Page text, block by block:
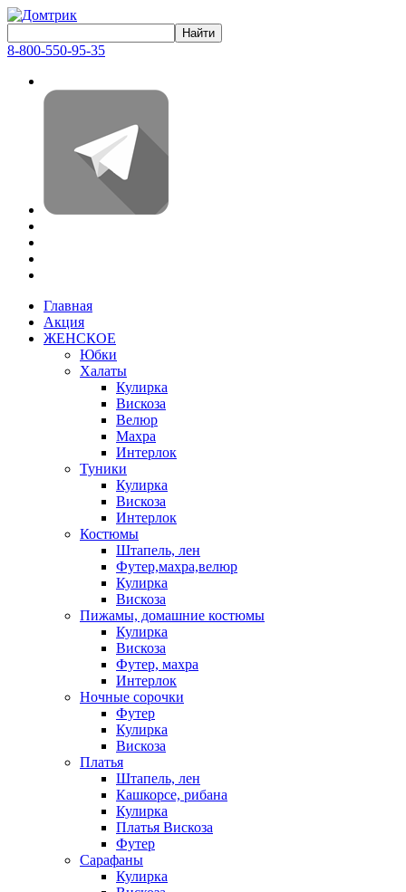
8-800-550-95-35
Главная
Акция
ЖЕНСКОЕ
Юбки
Халаты
Кулирка
Вискоза
Велюр
Махра
Интерлок
Туники
Кулирка
Вискоза
Интерлок
Костюмы
Штапель, лен
Футер,махра,велюр
Кулирка
Вискоза
Пижамы, домашние костюмы
Кулирка
Вискоза
Футер, махра
Интерлок
Ночные сорочки
Футер
Кулирка
Вискоза
Платья
Штапель, лен
Кашкорсе, рибана
Кулирка
Платья Вискоза
Футер
Сарафаны
Кулирка